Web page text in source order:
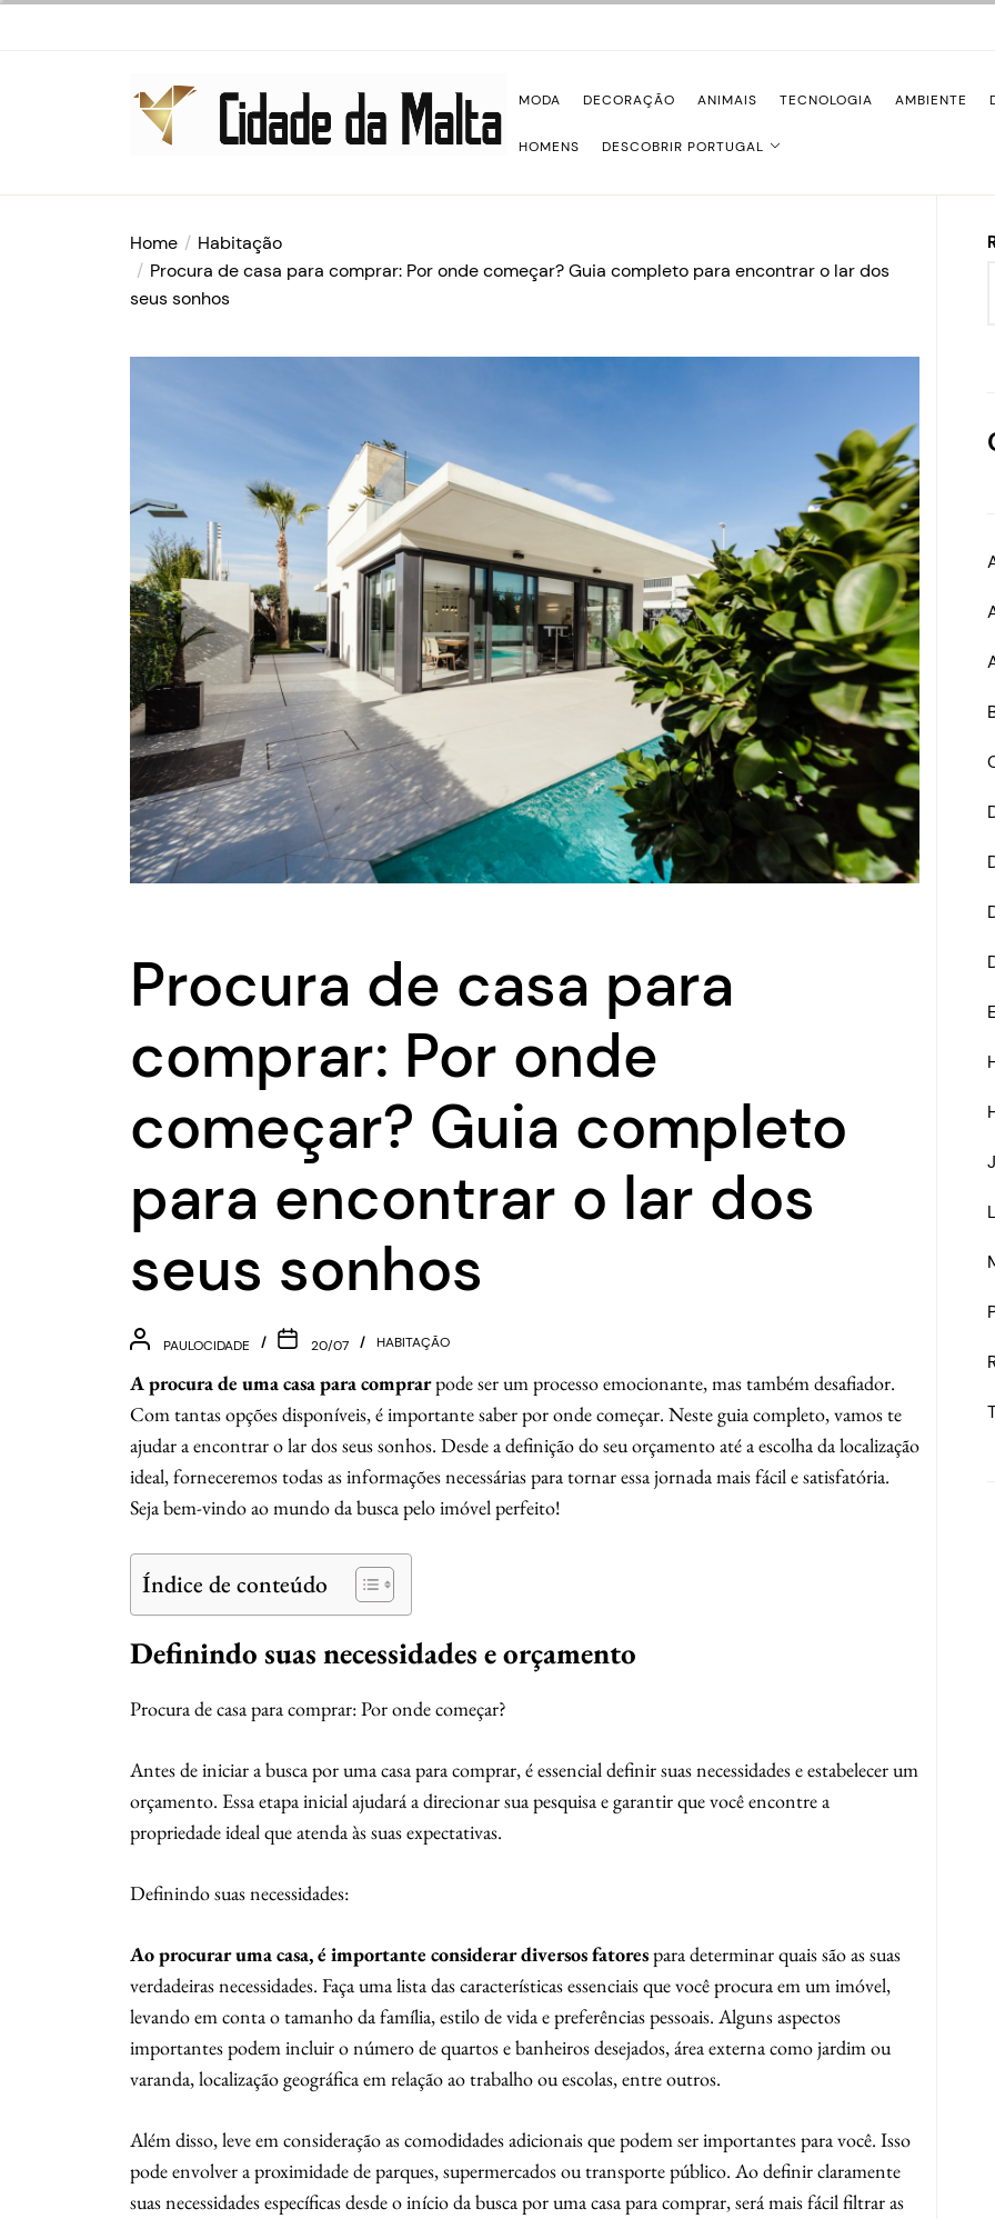
Malta
MODA DECORAÇÃO ANIMAIS TECNOLOGIA AMBIENTE
HOMENS DESCOBRIR PORTUGAL
Home
Habitação
Procura de casa para comprar: Por onde começar? Guia completo para encontrar o lar dos
seus sonhos
Procura de casa para
comprar: Por onde
começar? Guia completo
para encontrar o lar dos
seus sonhos
PAULOCIDADE 20/07 HABITAÇÃO
A procura de uma casa para comprarpode ser um processo emocionante, mas também desafiador.
Com tantas opções disponíveis, é importante saber por onde começar. Neste guia completo, vamos te
ajudar a encontrar o lar dos seus sonhos. Desde a definição do seu orçamento até a escolha da localização
ideal, forneceremos todas as informações necessárias para tornar essa jornada mais fácil e satisfatória.
Seja bem-vindo ao mundo da busca pelo imóvel perfeito!
Índice de conteúdo
Definindo suas necessidades e orçamento
Procura de casa para comprar: Por onde começar?
Antes de iniciar a busca por uma casa para comprar, é essencial definir suas necessidades e estabelecer um
orçamento. Essa etapa inicial ajudará a direcionar sua pesquisa e garantir que você encontre a
propriedade ideal que atenda às suas expectativas.
Definindo suas necessidades:
Ao procurar uma casa, é importante considerar diversos fatorespara determinar quais são as suas
verdadeiras necessidades. Faça uma lista das características essenciais que você procura em um imóvel,
levando em conta o tamanho da família, estilo de vida e preferências pessoais. Alguns aspectos
importantes podem incluir o número de quartos e banheiros desejados, área externa como jardim ou
varanda, localização geográfica em relação ao trabalho ou escolas, entre outros.
Além disso, leve em consideração as comodidades adicionais que podem ser importantes para você. Isso
pode envolver a proximidade de parques, supermercados ou transporte público. Ao definir claramente
suas necessidades específicas desde o início da busca por uma casa para comprar, será mais fácil filtrar as